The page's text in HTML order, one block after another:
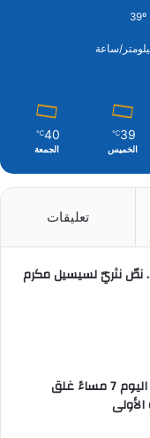
39
℃
الخميس
40
℃
الجمعة
تعليقات
نصّ نثريّ لسيسيل مكرم
تنسيق الجامعات ٢٠٢٦.. اليوم 7 مساءً غلق